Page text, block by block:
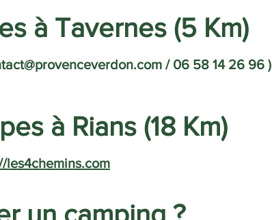
à Tavernes (5 Km)
/ 06 58 14 26 96 )
à Rians (18 Km)
les4chemins.com
un camping ?